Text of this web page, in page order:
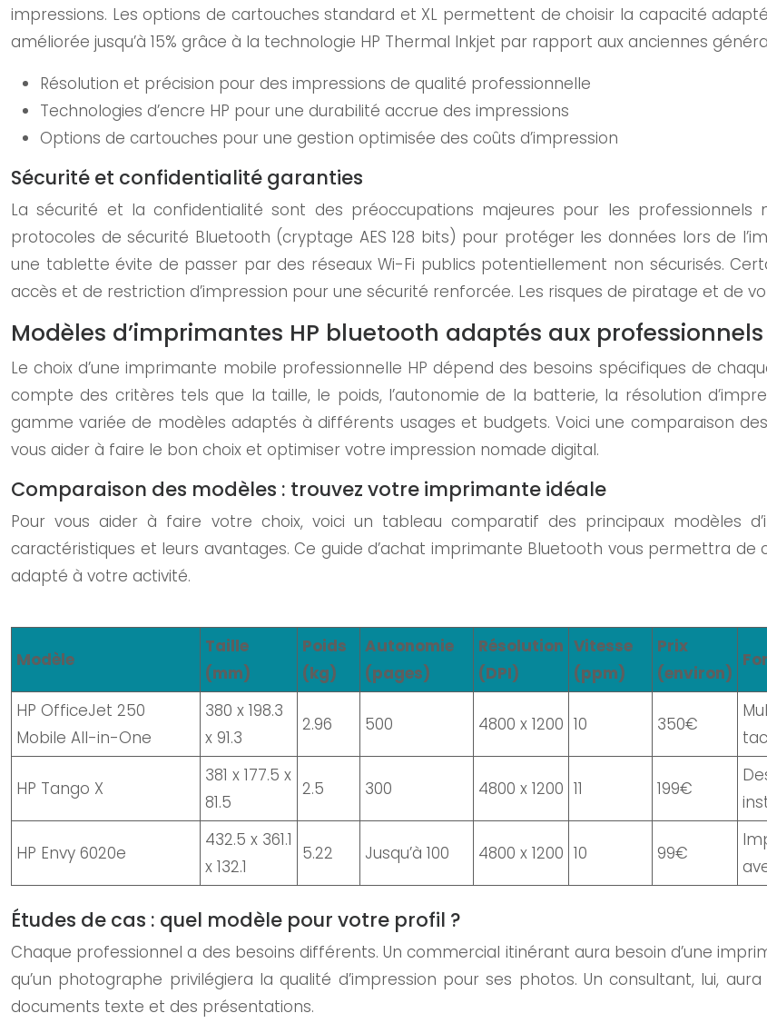
impressions. Les options de cartouches standard et XL permettent de choisir la capacité
améliorée jusqu’à 15% grâce à la technologie HP Thermal Inkjet par rapport aux anciennes
Résolution et précision pour des impressions de qualité professionnelle
Technologies d’encre HP pour une durabilité accrue des impressions
Options de cartouches pour une gestion optimisée des coûts d’impression
Sécurité et confidentialité garanties
La sécurité et la confidentialité sont des préoccupations majeures pour les professionnels
protocoles de sécurité Bluetooth (cryptage AES 128 bits) pour protéger les données lors de
une tablette évite de passer par des réseaux Wi-Fi publics potentiellement non sécurisés.
accès et de restriction d’impression pour une sécurité renforcée. Les risques de piratage et de
Modèles d’imprimantes HP bluetooth adaptés aux
Le choix d’une imprimante mobile professionnelle HP dépend des besoins spécifiques de
compte des critères tels que la taille, le poids, l’autonomie de la batterie, la résolution
gamme variée de modèles adaptés à différents usages et budgets. Voici une comparaison
vous aider à faire le bon choix et optimiser votre impression nomade digital.
Comparaison des modèles : trouvez votre imprimante idéale
Pour vous aider à faire votre choix, voici un tableau comparatif des principaux modèles
caractéristiques et leurs avantages. Ce guide d’achat imprimante Bluetooth vous permettra
adapté à votre activité.
Modèle
Taille
(mm)
Poids
(kg)
Autonomie
(pages)
Résolution
(DPI)
Vitesse
(ppm)
Prix
(environ)
HP OfficeJet 250
Mobile All-in-One
380 x 198.3
x 91.3
2.96 500 4800 x 1200 10 350€
HP Tango X
381 x 177.5 x
81.5
2.5 300 4800 x 1200 11 199€
HP Envy 6020e
432.5 x 361.1
x 132.1
5.22 Jusqu’à 100 4800 x 1200 10 99€
Études de cas : quel modèle pour votre profil ?
Chaque professionnel a des besoins différents. Un commercial itinérant aura besoin d’une
qu’un photographe privilégiera la qualité d’impression pour ses photos. Un consultant, lui,
documents texte et des présentations.